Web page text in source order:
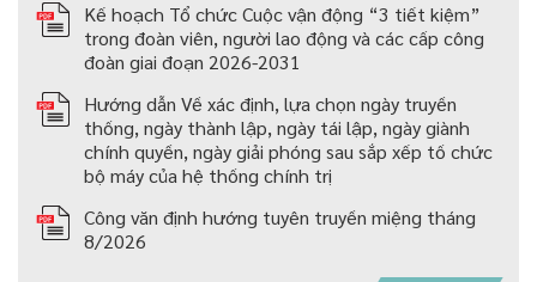
Kế hoạch Tổ chức Cuộc vận động “3 tiết kiệm”
trong đoàn viên, người lao động và các cấp công
đoàn giai đoạn 2026-2031
Hướng dẫn Về xác định, lựa chọn ngày truyền
thống, ngày thành lập, ngày tái lập, ngày giành
chính quyền, ngày giải phóng sau sắp xếp tố chức
bộ máy của hệ thống chính trị
Công văn định hướng tuyên truyền miệng tháng
8/2026